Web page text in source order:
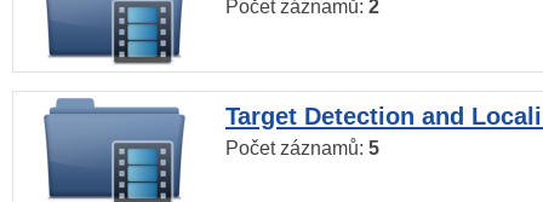
Počet záznamů: 2
Target Detection and
Počet záznamů: 5